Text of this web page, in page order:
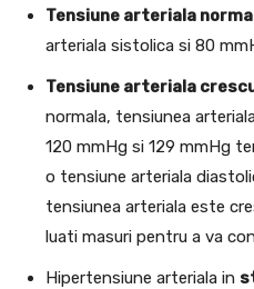
Tensiune arteriala
arteriala sistolica si 80
Tensiune arteriala
normala, tensiunea
120 mmHg si 129 mmHg
o tensiune arteriala
tensiunea arteriala este
luati masuri pentru a va
Hipertensiune arteriala in